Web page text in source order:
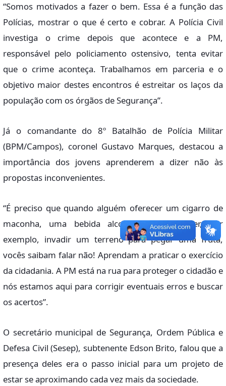
“Somos motivados a fazer o bem. Essa é a função das
Polícias, mostrar o que é certo e cobrar. A Polícia Civil
investiga o crime depois que acontece e a PM,
responsável pelo policiamento ostensivo, tenta evitar
que o crime aconteça. Trabalhamos em parceria e o
objetivo maior destes encontros é estreitar os laços da
população com os órgãos de Segurança”.
Já o comandante do 8º Batalhão de Polícia Militar
(BPM/Campos), coronel Gustavo Marques, destacou a
importância dos jovens aprenderem a dizer não às
propostas inconvenientes.
“É preciso que quando alguém oferecer um cigarro de
maconha, uma bebida alcoólica ou propuser, por
exemplo, invadir um terreno para pegar uma fruta,
vocês saibam falar não! Aprendam a praticar o exercício
da cidadania. A PM está na rua para proteger o cidadão e
nós estamos aqui para corrigir eventuais erros e buscar
os acertos”.
O secretário municipal de Segurança, Ordem Pública e
Defesa Civil (Sesep), subtenente Edson Brito, falou que a
presença deles era o passo inicial para um projeto de
estar se aproximando cada vez mais da sociedade.